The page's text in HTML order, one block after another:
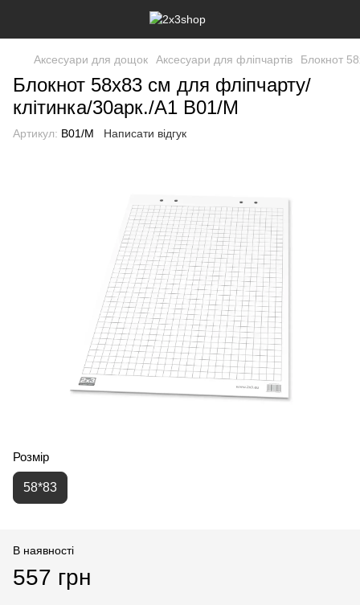
Аксесуари для дощок Аксесуари для фліпчартів Блокнот
Блокнот 58х83 см для фліпчарту/
клітинка/30арк./А1 B01/M
Артикул: B01/M Написати відгук
Розмір
58*83
В наявності
557 грн